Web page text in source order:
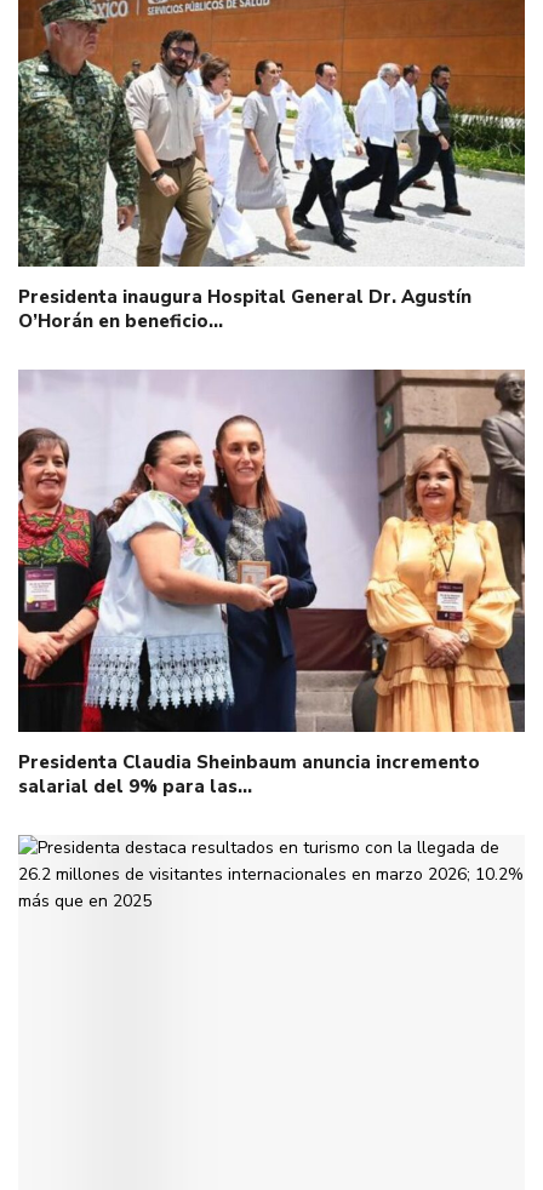
Presidenta inaugura Hospital General Dr. Agustín
O’Horán en beneficio…
Presidenta Claudia Sheinbaum anuncia incremento
salarial del 9% para las…